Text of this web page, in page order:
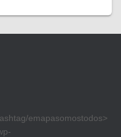
emapasomostodos>